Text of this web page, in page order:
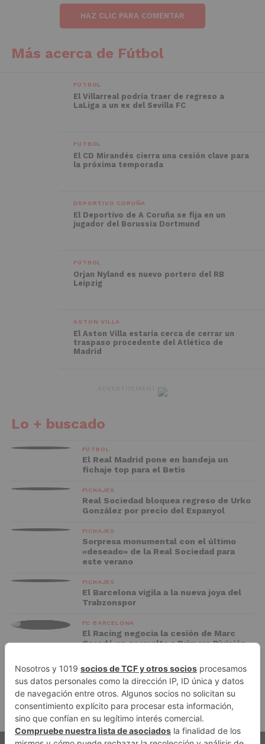
HAZ CLIC PARA COMENTAR
Más acerca de Fútbol
FÚTBOL
El Villarreal podría traer de regreso a
LaLiga a un ex del Sevilla FC
FÚTBOL
El CD Mirandés cierra una cesión clave para
la próxima temporada
DEPORTIVO CORUÑA
El Deportivo de A Coruña se fija en un
jugador del Borussia Dortmund
FÚTBOL
Orjan Nyland es nuevo portero del RB
Leipzig
ASTON VILLA
El Aston Villa estaría cerca de cerrar un
traspaso procedente del Atlético de
Madrid
Lo + buscado
FÚTBOL
El Real Madrid pone en bandeja un
fichaje top para el Betis
FICHAJES
Real Sociedad bloquea regreso de Urko
González por precio del Espanyol
FICHAJES
Sorpresa monumental con el último
«deseado» de la Real Sociedad para
este verano
FICHAJES
El Barcelona vigila a la nueva joya del
Trabzonspor
FC BARCELONA
El Racing negocia la cesión de Marc
Casadó en su vuelta a Primera División
ADVERTISEMENT